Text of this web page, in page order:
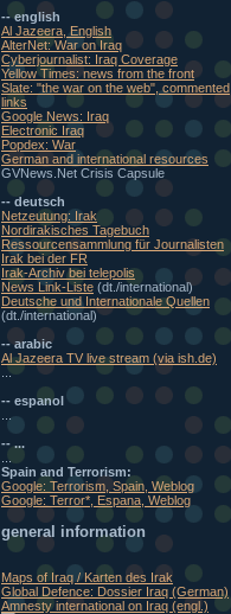
-- english
Al Jazeera, English
AlterNet: War on Iraq
Cyberjournalist: Iraq Coverage
Yellow Times: news from the front
Slate: "the war on the web", commented
links
Google News: Iraq
Electronic Iraq
Popdex: War
German and international resources
GVNews.Net Crisis Capsule
-- deutsch
Netzeutung: Irak
Nordirakisches Tagebuch
Ressourcensammlung für Journalisten
Irak bei der FR
Irak-Archiv bei telepolis
News Link-Liste (dt./international)
Deutsche und Internationale Quellen
(dt./international)
-- arabic
Al Jazeera TV live stream (via ish.de)
-- espanol
-- ...
Spain and Terrorism:
Google: Terrorism, Spain, Weblog
Google: Terror*, Espana, Weblog
general information
Maps of Iraq / Karten des Irak
Global Defence: Dossier Iraq (German)
Amnesty international on Iraq (engl.)